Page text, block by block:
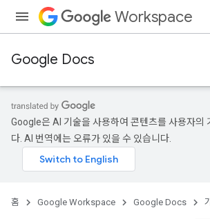
Workspace
Google Docs
Google은 AI 기술을 사용하여 콘텐츠를 사용자의
다. AI 번역에는 오류가 있을 수 있습니다.
홈 Google Workspace Google Docs